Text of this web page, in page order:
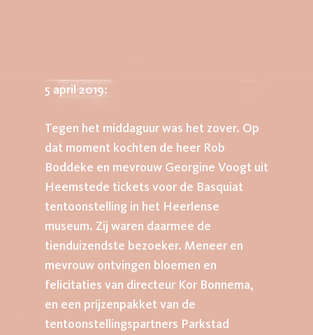
5 april 2019:
Tegen het middaguur was het zover. Op
dat moment kochten de heer Rob
Boddeke en mevrouw Georgine Voogt uit
Heemstede tickets voor de Basquiat
tentoonstelling in het Heerlense
museum. Zij waren daarmee de
tienduizendste bezoeker. Meneer en
mevrouw ontvingen bloemen en
felicitaties van directeur Kor Bonnema,
en een prijzenpakket van de
tentoonstellingspartners Parkstad